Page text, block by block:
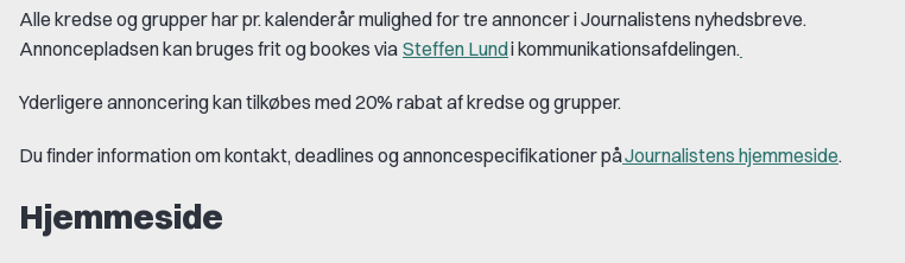
Alle kredse og grupper har pr. kalenderår mulighed for tre annoncer i Journalistens nyhedsbreve.
Annoncepladsen kan bruges frit og bookes via Steffen Lundikommunikationsafdelingen.
Yderligere annoncering kan tilkøbes med 20% rabat af kredse og grupper.
Du finder information omkontakt, deadlines og annoncespecifikationer påJournalistens hjemmeside.
Hjemmeside